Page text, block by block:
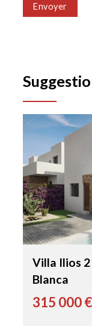
Envoyer
Villa Ilios
Blanca
315 000 €